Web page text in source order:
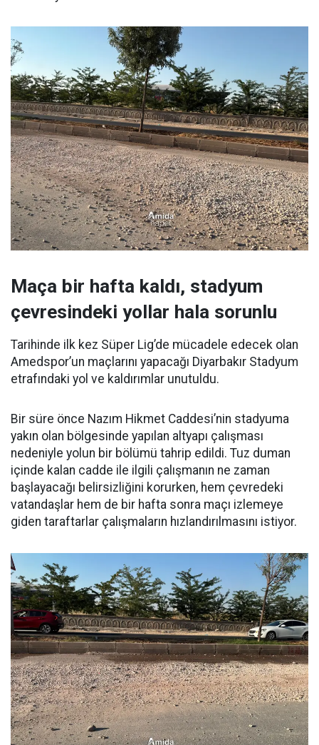
Maça bir hafta kaldı, stadyum
çevresindeki yollar hala sorunlu
Tarihinde ilk kez Süper Lig’de mücadele edecek olan
Amedspor’un maçlarını yapacağı Diyarbakır Stadyum
etrafındaki yol ve kaldırımlar unutuldu.
Bir süre önce Nazım Hikmet Caddesi’nin stadyuma
yakın olan bölgesinde yapılan altyapı çalışması
nedeniyle yolun bir bölümü tahrip edildi. Tuz duman
içinde kalan cadde ile ilgili çalışmanın ne zaman
başlayacağı belirsizliğini korurken, hem çevredeki
vatandaşlar hem de bir hafta sonra maçı izlemeye
giden taraftarlar çalışmaların hızlandırılmasını istiyor.